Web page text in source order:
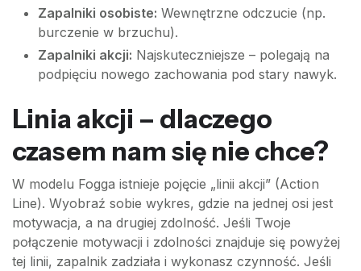
Zapalniki osobiste: Wewnętrzne odczucie (np.
burczenie w brzuchu).
Zapalniki akcji: Najskuteczniejsze – polegają na
podpięciu nowego zachowania pod stary nawyk.
Linia akcji – dlaczego
czasem nam się nie chce?
W modelu Fogga istnieje pojęcie „linii akcji” (Action
Line). Wyobraź sobie wykres, gdzie na jednej osi jest
motywacja, a na drugiej zdolność. Jeśli Twoje
połączenie motywacji i zdolności znajduje się powyżej
tej linii, zapalnik zadziała i wykonasz czynność. Jeśli